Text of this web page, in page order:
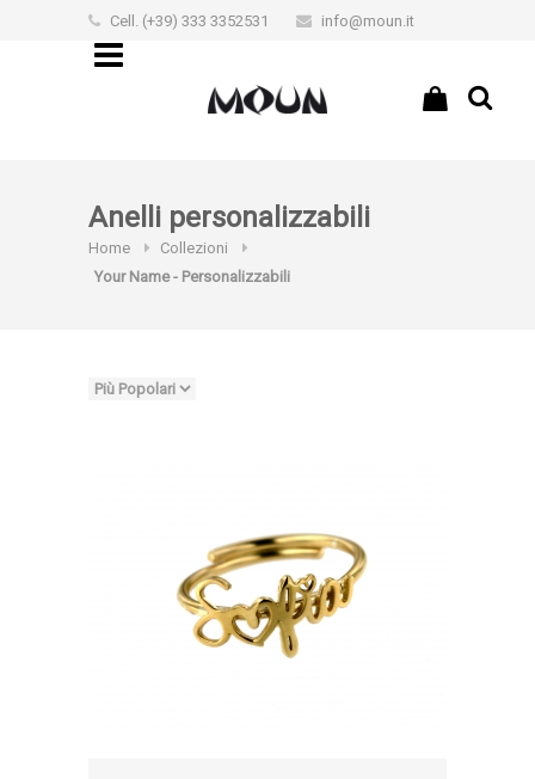
Cell. (+39) 333 3352531 info@moun.it
€0,00
Anelli personalizzabili
Home
Collezioni
Your Name - Personalizzabili